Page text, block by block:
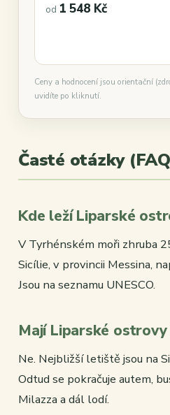
od 1 548 Kč
Ceny a hodnocení jsou orientační
uvidíte po kliknutí.
Časté otázky
Kde leží Liparské
V Tyrhénském moři zhruba
Sicílie, v provincii Messina,
Jsou na seznamu UNESCO.
Mají Liparské
Ne. Nejbližší letiště jsou na
Odtud se pokračuje autem,
Milazza a dál lodí.